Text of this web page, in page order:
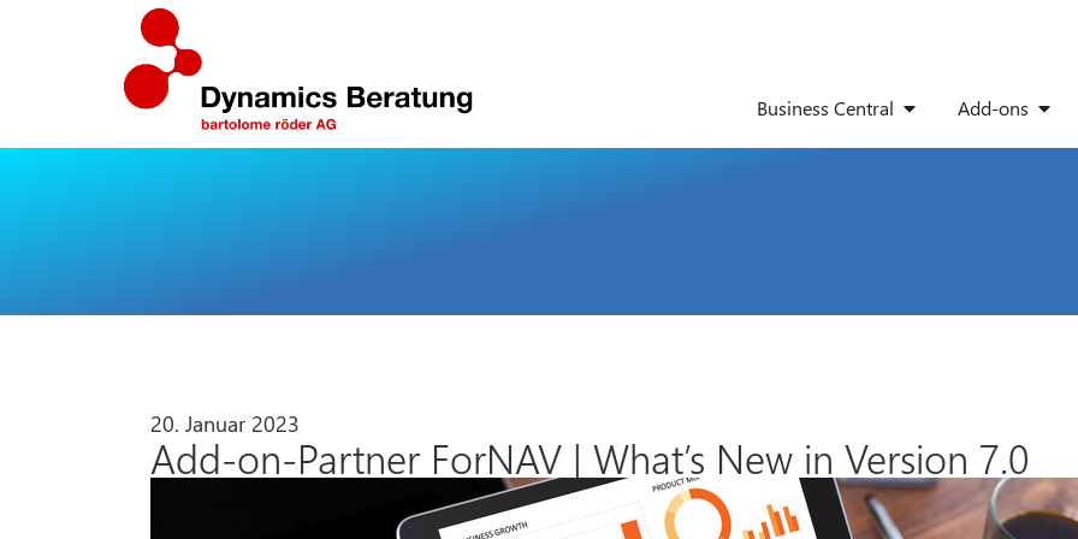
Business Central Add-ons
20. Januar 2023
Add-on-Partner ForNAV | What’s New in Version 7.0